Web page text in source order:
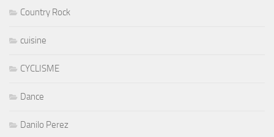
Country Rock
cuisine
CYCLISME
Dance
Danilo Perez